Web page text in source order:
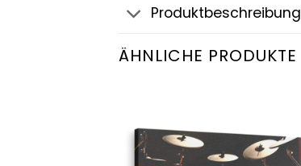
Produktbeschreibung
ÄHNLICHE PRODUKTE